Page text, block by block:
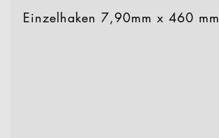
Einzelhaken 7,90mm x 460 mm